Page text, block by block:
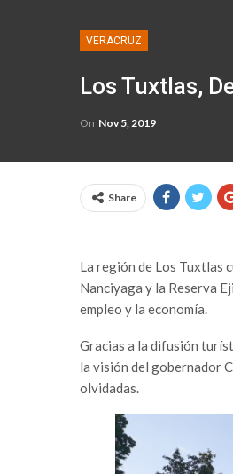
VERACRUZ
Los Tuxtlas,
On Nov 5, 2019
Share
La región de Los Tuxtlas
Nanciyaga y la Reserva
empleo y la economía.
Gracias a la difusión
la visión del gobernador
olvidadas.